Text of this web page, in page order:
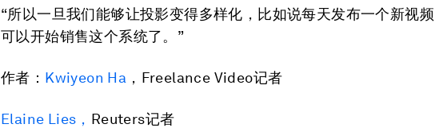
“所以一旦我们能够让投影变得多样化，比如说每天发布一个新视
可以开始销售这个系统了。”
作者： Kwiyeon Ha ，Freelance Video记者
Elaine Lies， Reuters记者